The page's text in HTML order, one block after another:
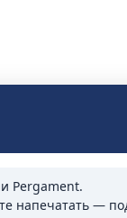
Pergament.
напечатать —